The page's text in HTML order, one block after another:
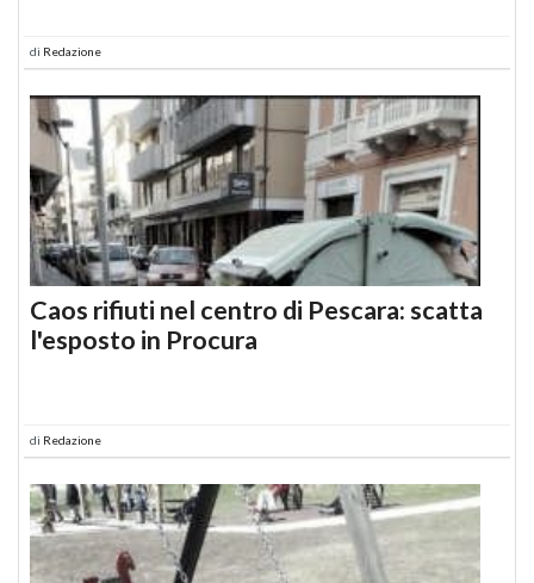
di Redazione
Caos rifiuti nel centro di Pescara: scatta
l'esposto in Procura
di Redazione